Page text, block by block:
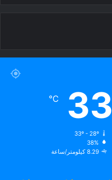
33
℃
33º - 28º
38%
8.29 كيلومتر/ساعة